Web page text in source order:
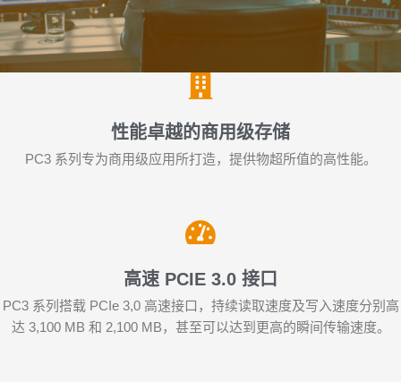
性能卓越的商用级存储
PC3 系列专为商用级应用所打造，提供物超所值的高性能。
高速 PCIE 3.0 接口
PC3 系列搭载 PCIe 3,0 高速接口，持续读取速度及写入速度分别高
达 3,100 MB 和 2,100 MB，甚至可以达到更高的瞬间传输速度。